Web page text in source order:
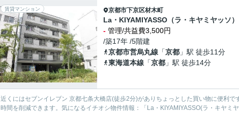
賃貸マンション 京都市下京区材木町
La・KIYAMIYASSO（ラ・キヤミヤッソ）
- 管理/共益費3,500円
/築17年 /5階建
京都市営烏丸線 「京都 」駅 徒歩11分
東海道本線 「京都 」駅 徒歩14分
近くにはセブンイレブン 京都七条大橋店(徒歩2分)がありちょっとした買い物に便利
時間を削減できます。気になるイチオシ物件情報：「La・KIYAMIYASSO(ラ・キヤミ